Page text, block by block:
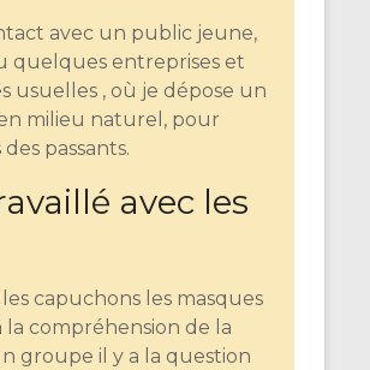
avec un public jeune,
quelques entreprises et
usuelles , où je dépose un
milieu naturel, pour
passants.
avec les
capuchons les masques
compréhension de la
groupe il y a la question